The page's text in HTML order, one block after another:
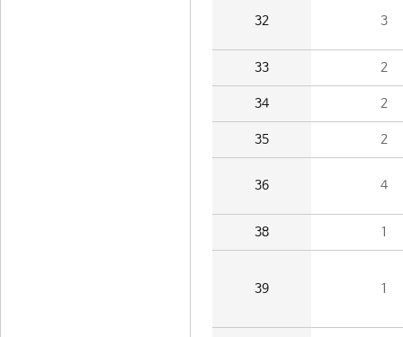
32 3
33 2
34 2
35 2
36 4
38 1
39 1